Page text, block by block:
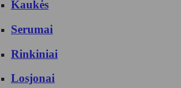
Kaukės
Serumai
Rinkiniai
Losjonai